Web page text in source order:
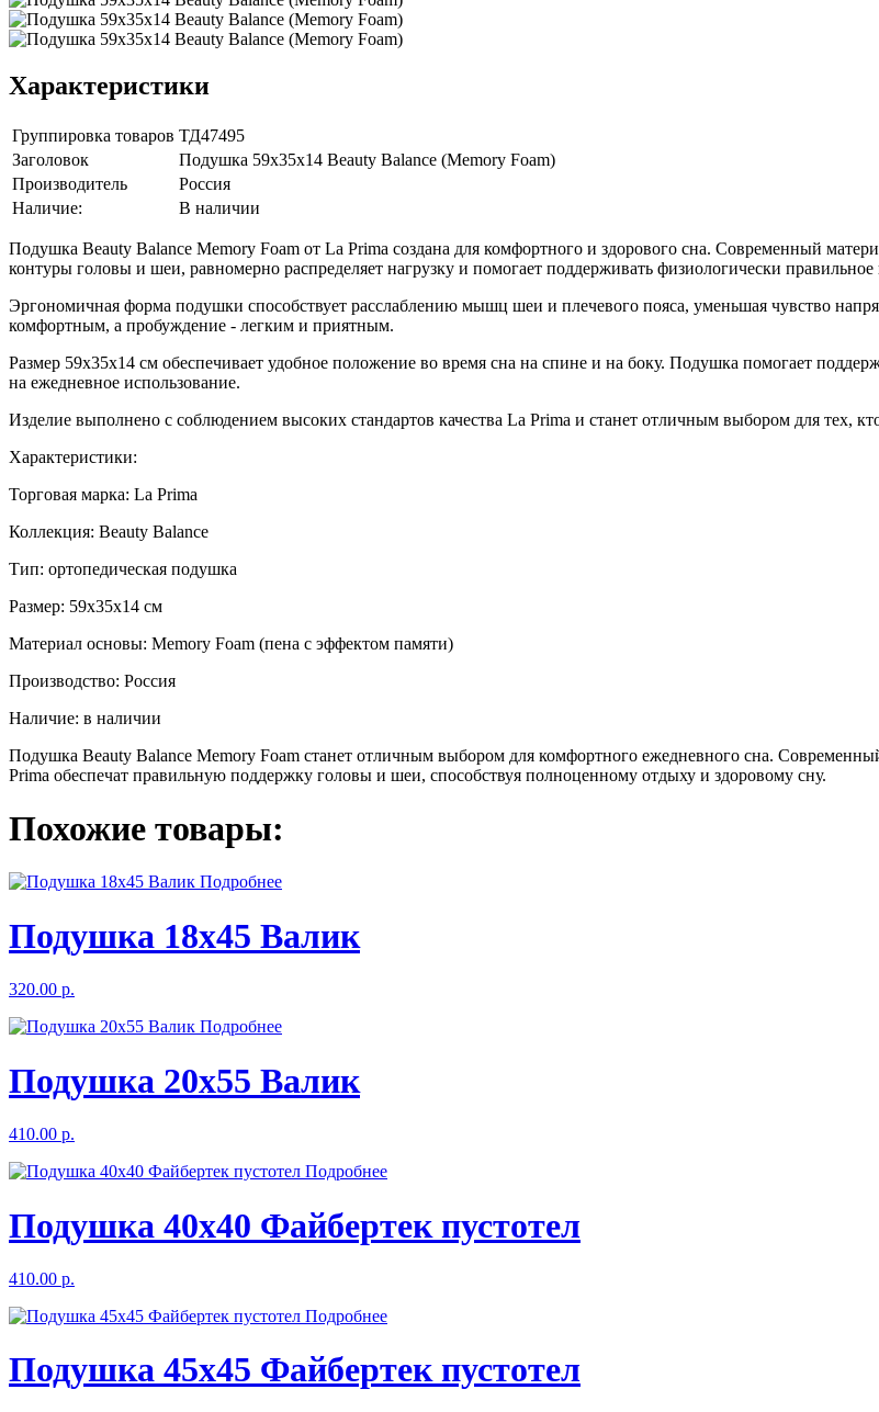
Характеристики
Группировка товаров ТД47495
Заголовок
Подушка 59x35x14 Beauty Balance (Memory Foam)
Производитель
Россия
Наличие:
В наличии
Подушка Beauty Balance Memory Foam от La Prima создана для комфортного и здорового сна. Современный
контуры головы и шеи, равномерно распределяет нагрузку и помогает поддерживать физиологически
Эргономичная форма подушки способствует расслаблению мышц шеи и плечевого пояса, уменьшая чувство
комфортным, а пробуждение - легким и приятным.
Размер 59x35x14 см обеспечивает удобное положение во время сна на спине и на боку. Подушка помогает
на ежедневное использование.
Изделие выполнено с соблюдением высоких стандартов качества La Prima и станет отличным выбором для тех,
Характеристики:
Торговая марка: La Prima
Коллекция: Beauty Balance
Тип: ортопедическая подушка
Размер: 59x35x14 см
Материал основы: Memory Foam (пена с эффектом памяти)
Производство: Россия
Наличие: в наличии
Подушка Beauty Balance Memory Foam станет отличным выбором для комфортного ежедневного сна.
Prima обеспечат правильную поддержку головы и шеи, способствуя полноценному отдыху и здоровому сну.
Похожие товары:
Подробнее
Подушка 18х45 Валик
320.00 р.
Подробнее
Подушка 20х55 Валик
410.00 р.
Подробнее
Подушка 40х40 Файбертек пустотел
410.00 р.
Подробнее
Подушка 45х45 Файбертек пустотел